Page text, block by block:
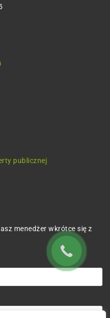
publicznej
menedżer wkrótce się z